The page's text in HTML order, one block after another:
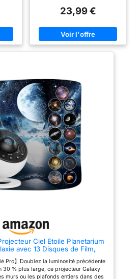
de
3
de
5
de
sur
de
la
: la
et les
ce
une veilleuse colorée, douce,
yeux. Équipé de deux boutons
séparés pour les modes
projection et veilleuse – que ce
ce projecteur répond
parfaitement à tous vos besoins
individuels. 【Col de cygne à
360° pour une projection
nette】Ce projecteur d'étoiles
est doté d'un objectif de
projection haute résolution et
d'un col de cygne métallique
flexible, orientable et pliable à
360°. Il comprend 4 disques de
projection de haute qualité avec
des motifs tels que planètes,
ange, une créature marine
mythique et galaxie. Vous
pouvez ajuster et fixer l'angle
galaxie réglable pour chambre
élimine les angles morts et crée
atmosphère spatiale immersive
et à grande échelle.
23,99 €
Ciel Etoile Planetarium
avec 13 Disques de Film,
Réglage de Rotation à
Plafond Cadeaux Enfants
Adultes
Pro】Doublez la luminosité précédente
30 % plus large, ce projecteur Galaxy
murs ou les plafonds entiers dans des